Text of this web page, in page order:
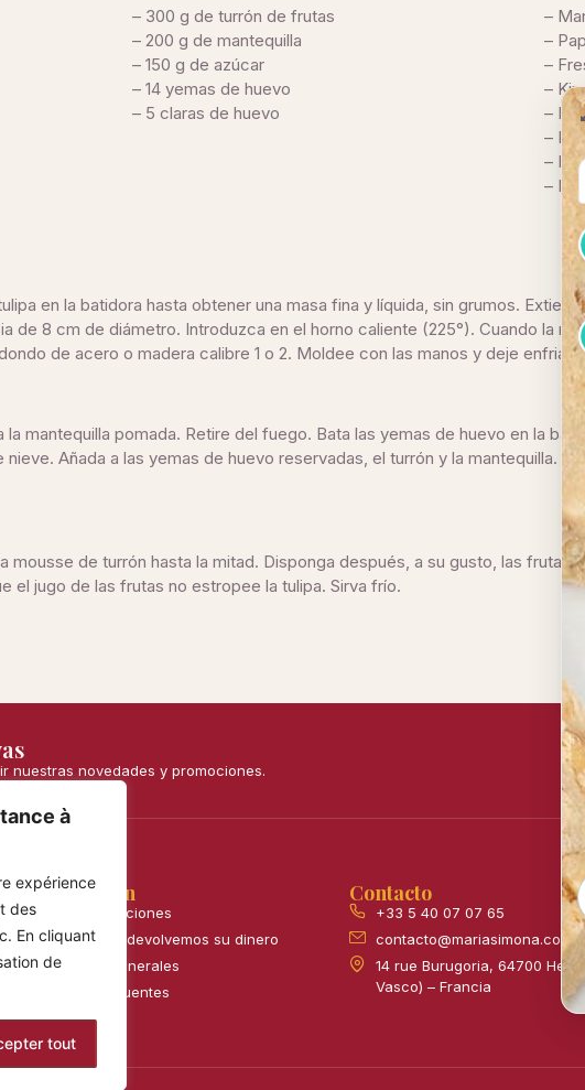
à
expérience
des
En cliquant
de
tout
– 300 g de turrón de frutas
– 200 g de mantequilla
– 150 g de azúcar
– 14 yemas de huevo
– 5 claras de huevo
–
–
–
–
–
–
–
–
en la batidora hasta obtener una masa fina y líquida, sin grumos.
de 8 cm de diámetro. Introduzca en el horno caliente (225°). Cuando la
de acero o madera calibre 1 o 2. Moldee con las manos y deje enfriar.
la mantequilla pomada. Retire del fuego. Bata las yemas de huevo en la
Añada a las yemas de huevo reservadas, el turrón y la mantequilla.
mousse de turrón hasta la mitad. Disponga después, a su gusto, las frutas
el jugo de las frutas no estropee la tulipa. Sirva frío.
nuestras novedades y promociones.
Información
Envíos y devoluciones
Satisfecho o le devolvemos su dinero
Condiciones generales
Preguntas frecuentes
Contacto
+33 5 40 07 07 65
contacto@mariasimona.com
14 rue Burugoria, 64700
Vasco) – Francia